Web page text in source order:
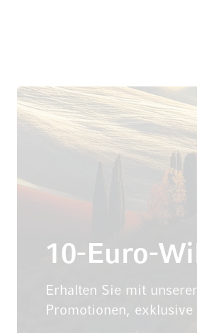
10-Euro-
Erhalten Sie mit
Promotionen,